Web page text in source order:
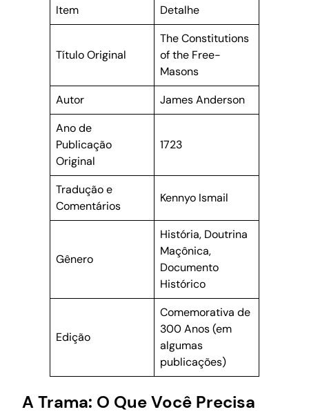
Item Detalhe
Título Original
The Constitutions
of the Free-
Masons
Autor
James Anderson
Ano de
Publicação
Original
1723
Tradução e
Comentários
Kennyo Ismail
Gênero
História, Doutrina
Maçônica,
Documento
Histórico
Edição
Comemorativa de
300 Anos (em
algumas
publicações)
A Trama: O Que Você Precisa